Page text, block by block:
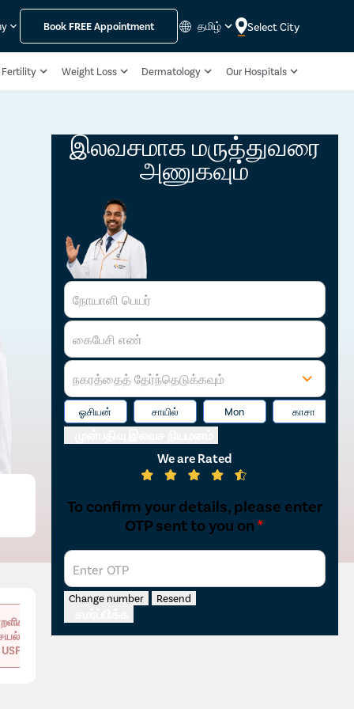
Book FREEAppointment தமிழ் Select City
Fertility Weight Loss Dermatology Our Hospitals
USFDA
இலவசமாக மருத்துவரை
அணுகவும்
நோயாளி பெயர்
கைபேசி எண்
நகரத்தைத் தேர்ந்தெடுக்கவும்
ஓசியன் சாயில் Mon காசா
We are Rated
To confirm your details, please enter
OTP sent to you on*
Enter OTP
Change number Resend